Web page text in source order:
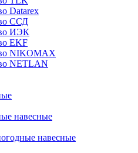
Datarex
ССД
ИЭК
EKF
NIKOMAX
NETLAN
навесные
навесные